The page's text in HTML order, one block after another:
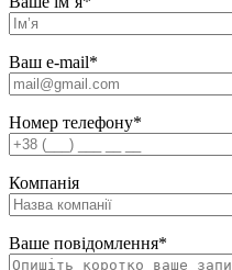
Ваш e-mail*
Номер телефону*
Компанія
Ваше повідомлення*